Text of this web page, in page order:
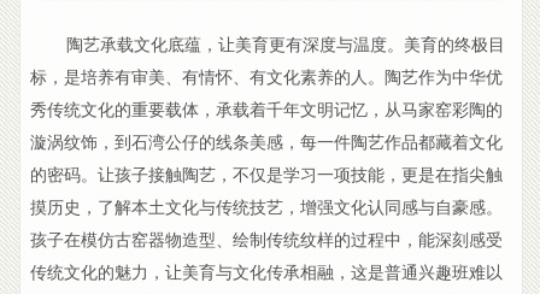
陶艺承载文化底蕴，让美育更有深度与温度。美育的终极目
标，是培养有审美、有情怀、有文化素养的人。陶艺作为中华优
秀传统文化的重要载体，承载着千年文明记忆，从马家窑彩陶的
漩涡纹饰，到石湾公仔的线条美感，每一件陶艺作品都藏着文化
的密码。让孩子接触陶艺，不仅是学习一项技能，更是在指尖触
摸历史，了解本土文化与传统技艺，增强文化认同感与自豪感。
孩子在模仿古窑器物造型、绘制传统纹样的过程中，能深刻感受
传统文化的魅力，让美育与文化传承相融，这是普通兴趣班难以